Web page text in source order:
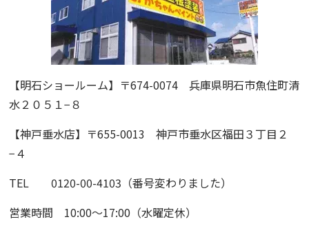
【明石ショールーム】 〒674-0074 兵庫県明石市魚住町清
水２０５１−８
【神戸垂水店】 〒655-0013 神戸市垂水区福田３丁目２
−４
TEL 0120-00-4103（番号変わりました）
営業時間 10:00〜17:00（水曜定休）